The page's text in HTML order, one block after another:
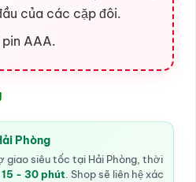
của các cặp đôi.
pin AAA.
Phòng
giao siêu tốc tại Hải Phòng, thời
15 - 30 phút . Shop sẽ liên hệ xác